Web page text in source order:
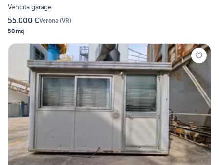
Vendita garage
55.000 €Verona (VR)
50 mq